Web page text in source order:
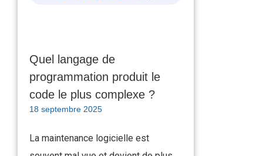
Quel langage de
programmation produit le
code le plus complexe ?
18 septembre 2025
La maintenance logicielle est